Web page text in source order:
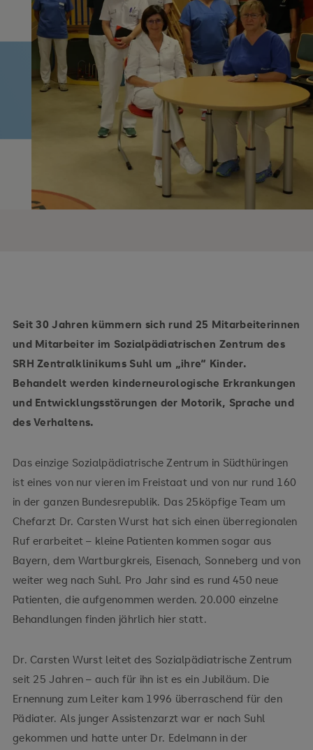
Seit 30 Jahren kümmern sich rund 25 Mitarbeiterinnen
und Mitarbeiter im Sozialpädiatrischen Zentrum des
SRH Zentralklinikums Suhl um „ihre“ Kinder.
Behandelt werden kinderneurologische Erkrankungen
und Entwicklungsstörungen der Motorik, Sprache und
des Verhaltens.
Das einzige Sozialpädiatrische Zentrum in Südthüringen
ist eines von nur vieren im Freistaat und von nur rund 160
in der ganzen Bundesrepublik. Das 25köpfige Team um
Chefarzt Dr. Carsten Wurst hat sich einen überregionalen
Ruf erarbeitet – kleine Patienten kommen sogar aus
Bayern, dem Wartburgkreis, Eisenach, Sonneberg und von
weiter weg nach Suhl. Pro Jahr sind es rund 450 neue
Patienten, die aufgenommen werden. 20.000 einzelne
Behandlungen finden jährlich hier statt.
Dr. Carsten Wurst leitet des Sozialpädiatrische Zentrum
seit 25 Jahren – auch für ihn ist es ein Jubiläum. Die
Ernennung zum Leiter kam 1996 überraschend für den
Pädiater. Als junger Assistenzarzt war er nach Suhl
gekommen und hatte unter Dr. Edelmann in der